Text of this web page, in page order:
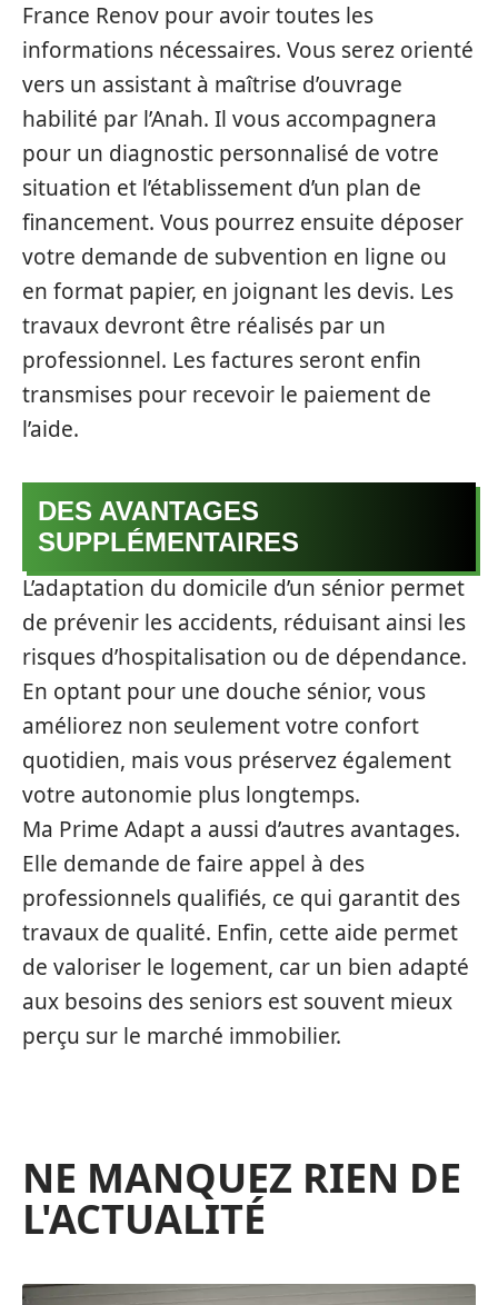
France Renov pour avoir toutes les
informations nécessaires. Vous serez orienté
vers un assistant à maîtrise d’ouvrage
habilité par l’Anah. Il vous accompagnera
pour un diagnostic personnalisé de votre
situation et l’établissement d’un plan de
financement. Vous pourrez ensuite déposer
votre demande de subvention en ligne ou
en format papier, en joignant les devis. Les
travaux devront être réalisés par un
professionnel. Les factures seront enfin
transmises pour recevoir le paiement de
l’aide.
DES AVANTAGES
SUPPLÉMENTAIRES
L’adaptation du domicile d’un sénior permet
de prévenir les accidents, réduisant ainsi les
risques d’hospitalisation ou de dépendance.
En optant pour une douche sénior, vous
améliorez non seulement votre confort
quotidien, mais vous préservez également
votre autonomie plus longtemps.
Ma Prime Adapt a aussi d’autres avantages.
Elle demande de faire appel à des
professionnels qualifiés, ce qui garantit des
travaux de qualité. Enfin, cette aide permet
de valoriser le logement, car un bien adapté
aux besoins des seniors est souvent mieux
perçu sur le marché immobilier.
NE MANQUEZ RIEN DE
L'ACTUALITÉ